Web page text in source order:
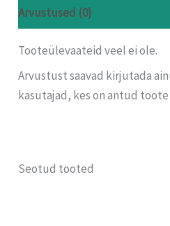
Arvustused (0)
Tooteülevaateid veel ei ole.
Arvustust saavad kirjutada
kasutajad, kes on antud
Seotud tooted